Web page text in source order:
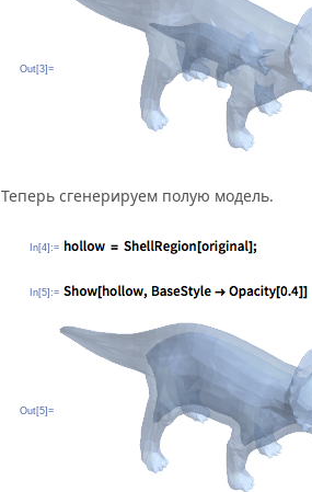
Out[3]=
Теперь cгенерируем полую модель.
In[4]:=
In[5]:=
Out[5]=